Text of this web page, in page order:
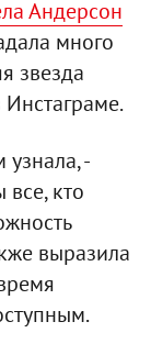
Андерсон
много
звезда
Инстаграме.
-
кто
выразила